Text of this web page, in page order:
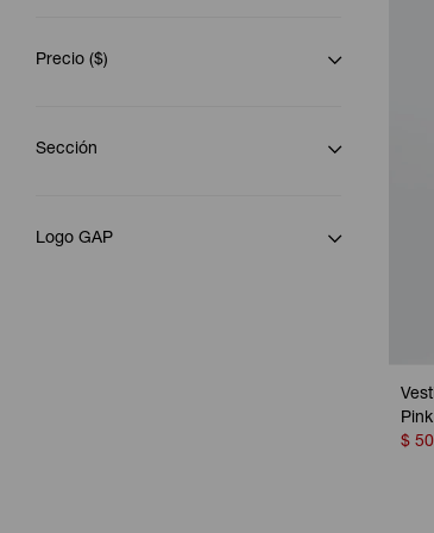
Pink
$
Precio ($)
Sección
Logo GAP